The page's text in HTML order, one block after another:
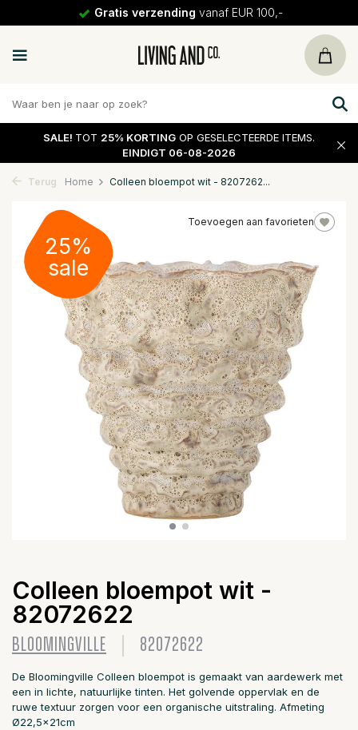
Gratis verzending vanaf EUR 100,-
SALE! TOT 25% KORTING OP GESELECTEERDE ITEMS.
EINDIGT 06-08-2026
Terug Home Colleen bloempot wit - 8207262...
Toevoegen aan favorieten
25%
sale
Colleen bloempot wit -
82072622
BLOOMINGVILLE 82072622
De Bloomingville Colleen bloempot is gemaakt van aardewerk met
een in lichte, natuurlijke tinten. Het golvende oppervlak en de
ruwe textuur zorgen voor een organische uitstraling. Afmeting
Ø22,5x21cm